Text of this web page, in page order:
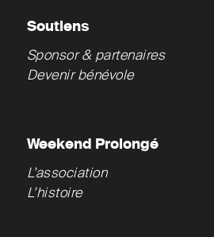
Soutiens
Sponsor & partenaires
Devenir bénévole
Weekend Prolongé
L’association
L’histoire